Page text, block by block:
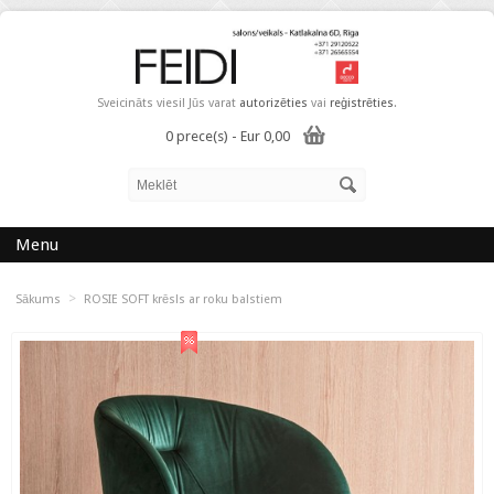
Sveicināts viesi! Jūs varat autorizēties vai reģistrēties.
0 prece(s) - Eur 0,00
Menu
Sākums > ROSIE SOFT krēsls ar roku balstiem